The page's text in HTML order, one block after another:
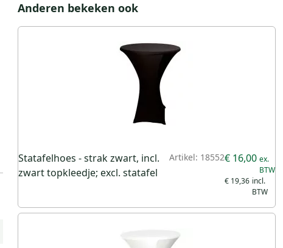
Anderen bekeken ook
Statafelhoes - strak zwart, incl.
zwart topkleedje; excl. statafel
Artikel: 18552
€ 19,36
€ 16,00